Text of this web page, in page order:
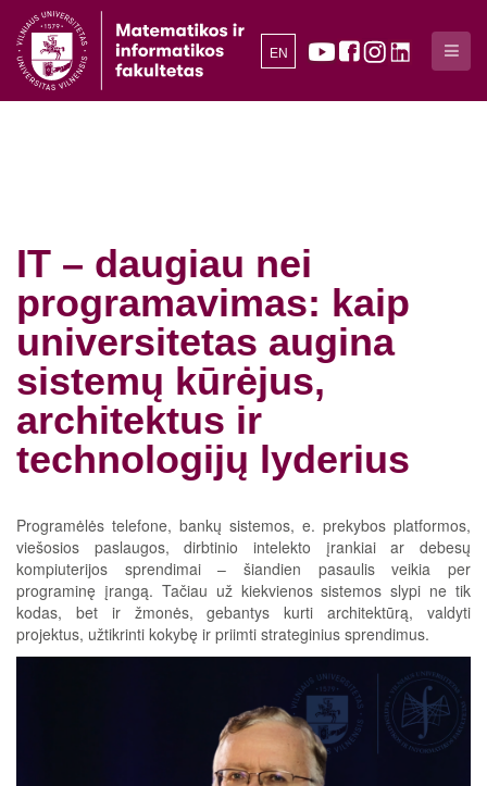
EN
IT – daugiau nei
programavimas: kaip
universitetas augina
sistemų kūrėjus,
architektus ir
technologijų lyderius
Programėlės telefone, bankų sistemos, e. prekybos platformos,
viešosios paslaugos, dirbtinio intelekto įrankiai ar debesų
kompiuterijos sprendimai – šiandien pasaulis veikia per
programinę įrangą. Tačiau už kiekvienos sistemos slypi ne tik
kodas, bet ir žmonės, gebantys kurti architektūrą, valdyti
projektus, užtikrinti kokybę ir priimti strateginius sprendimus.